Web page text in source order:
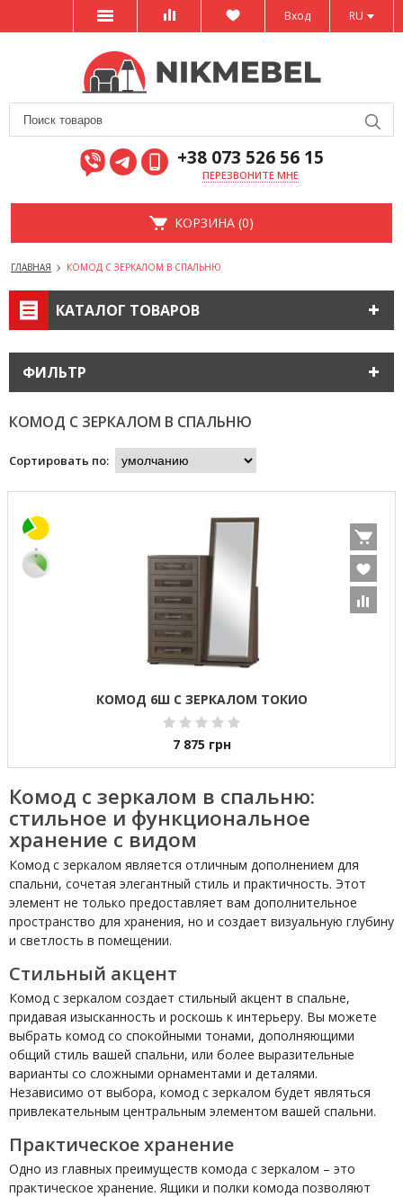
RU
Вход
+38 073 526 56 15
ПЕРЕЗВОНИТЕ МНЕ
КОРЗИНА (0)
ГЛАВНАЯ КОМОД С ЗЕРКАЛОМ В СПАЛЬНЮ
КАТАЛОГ ТОВАРОВ
ФИЛЬТР
КОМОД С ЗЕРКАЛОМ В СПАЛЬНЮ
Сортировать по:
КОМОД 6Ш С ЗЕРКАЛОМ ТОКИО
7 875 грн
Комод с зеркалом в спальню:
стильное и функциональное
хранение с видом
Комод с зеркалом является отличным дополнением для
спальни, сочетая элегантный стиль и практичность. Этот
элемент не только предоставляет вам дополнительное
пространство для хранения, но и создает визуальную глубину
и светлость в помещении.
Стильный акцент
Комод с зеркалом создает стильный акцент в спальне,
придавая изысканность и роскошь к интерьеру. Вы можете
выбрать комод со спокойными тонами, дополняющими
общий стиль вашей спальни, или более выразительные
варианты со сложными орнаментами и деталями.
Независимо от выбора, комод с зеркалом будет являться
привлекательным центральным элементом вашей спальни.
Практическое хранение
Одно из главных преимуществ комода с зеркалом – это
практическое хранение. Ящики и полки комода позволяют